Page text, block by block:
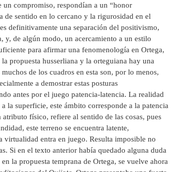
un compromiso, respondían a un “honor
de sentido en lo cercano y la rigurosidad en el
definitivamente una separación del positivismo,
y, de algún modo, un acercamiento a un estilo
para afirmar una fenomenología en Ortega,
propuesta husserliana y la orteguiana hay una
de los cuadros en esta son, por lo menos,
a demostrar estas posturas
antes por el juego patencia-latencia. La realidad
la superficie, este ámbito corresponde a la patencia
físico, refiere al sentido de las cosas, pues
este terreno se encuentra latente,
virtualidad entra en juego. Resulta imposible no
Si en el texto anterior había quedado alguna duda
la propuesta temprana de Ortega, se vuelve ahora